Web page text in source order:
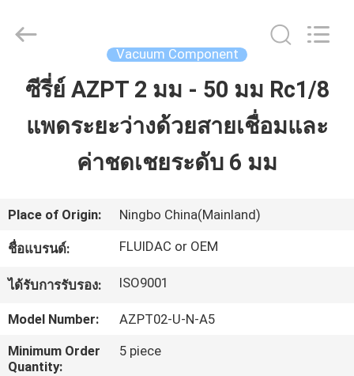
บ้าน
วิดีโอ
เรา
FLUID
AUTOMATIC
Reserved.
Vacuum Component
ซีรี่ย์ AZPT 2 มม - 50 มม Rc1/8
แพดระยะว่างด้วยสายเชื่อมและ
ค่าชดเชยระดับ 6 มม
Place of Origin: Ningbo China(Mainland)
ชื่อแบรนด์: FLUIDAC or OEM
ได้รับการรับรอง: ISO9001
Model Number:
AZPT02-U-N-A5
Minimum Order
Quantity:
5 piece